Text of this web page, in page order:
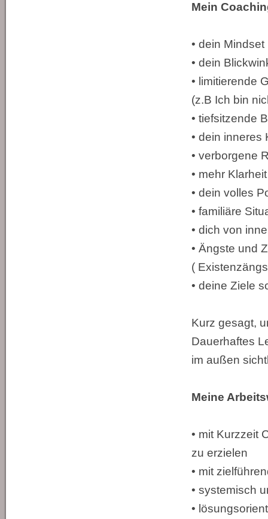
Mein
• dein
• dein
• limitierende
(z.B Ich bin
• tiefsitzende
• dein inneres
• verborgene
• mehr
• dein volles
• familiäre
• dich von
• Ängste und
(
• deine Ziele
Kurz gesagt,
Dauerhaftes
im außen
Meine
• mit Kurzzeit
zu erzielen
• mit
• systemisch
•